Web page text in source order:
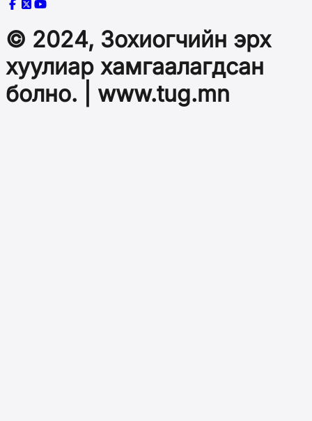
© 2024, Зохиогчийн эрх
хуулиар хамгаалагдсан
болно. | www.tug.mn